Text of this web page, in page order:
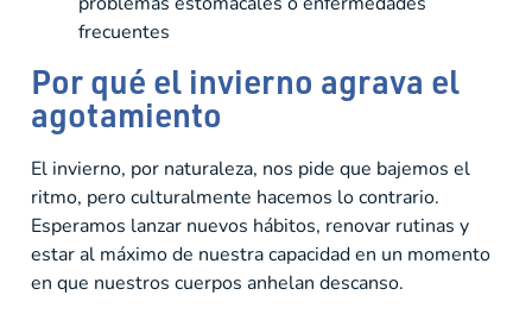
frecuentes
Por qué el invierno agrava el
agotamiento
El invierno, por naturaleza, nos pide que bajemos el
ritmo, pero culturalmente hacemos lo contrario.
Esperamos lanzar nuevos hábitos, renovar rutinas y
estar al máximo de nuestra capacidad en un momento
en que nuestros cuerpos anhelan descanso.